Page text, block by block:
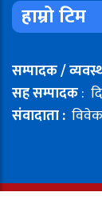
हाम्रो टिम
सम्पादक /
सह सम्पादक:
संवादाता :